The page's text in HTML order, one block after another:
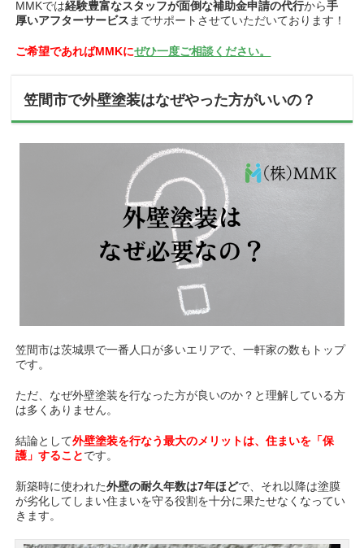
MMKでは経験豊富なスタッフが面倒な補助金申請の代行から手
厚いアフターサービス までサポートさせていただいております！
ご希望であればMMKにぜひ一度ご相談ください。
笠間市で外壁塗装はなぜやった方がいいの？
笠間市は茨城県で一番人口が多いエリアで、一軒家の数もトップ
です。
ただ、なぜ外壁塗装を行なった方が良いのか？と理解している方
は多くありません。
結論として外壁塗装を行なう最大のメリットは、住まいを「保
護」することです。
新築時に使われた外壁の耐久年数は7年ほどで、それ以降は塗膜
が劣化してしまい住まいを守る役割を十分に果たせなくなってい
きます。